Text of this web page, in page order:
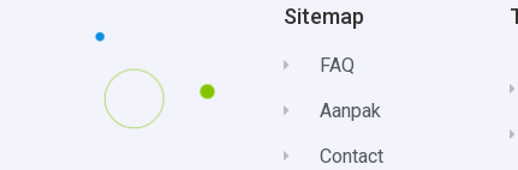
Sitemap
FAQ
Aanpak
Contact